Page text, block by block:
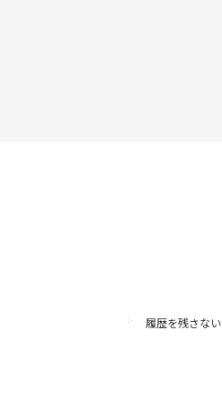
履歴を残さない